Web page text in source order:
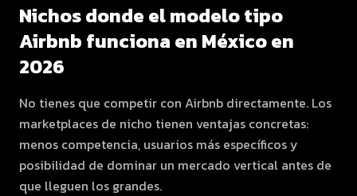
Nichos donde el modelo tipo
Airbnb funciona en México en
2026
No tienes que competir con Airbnb directamente. Los
marketplaces de nicho tienen ventajas concretas:
menos competencia, usuarios más específicos y
posibilidad de dominar un mercado vertical antes de
que lleguen los grandes.